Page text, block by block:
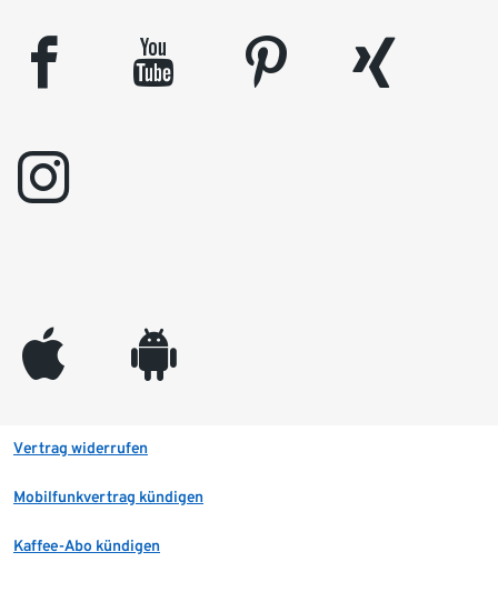
facebook youtube pinterest
xing
instagram
appleinc android
Vertrag widerrufen
Mobilfunkvertrag kündigen
Kaffee-Abo kündigen